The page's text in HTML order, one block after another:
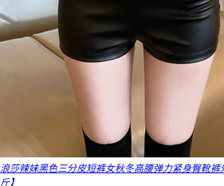
浪莎辣妹黑色三分皮短裤女秋冬高腰弹力紧身臀靴裤
斤】